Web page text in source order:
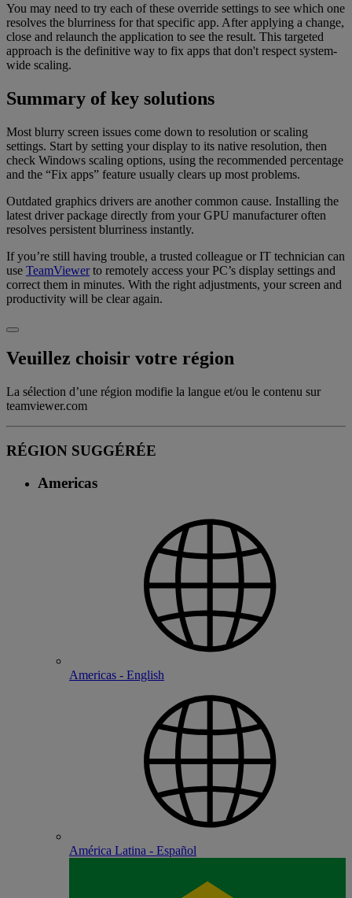
You may need to try each of these override settings to see which one
resolves the blurriness for that specific app. After applying a change,
close and relaunch the application to see the result. This targeted
approach is the definitive way to fix apps that don't respect system-
wide scaling.
Summary of key solutions
Most blurry screen issues come down to resolution or scaling
settings. Start by setting your display to its native resolution, then
check Windows scaling options, using the recommended percentage
and the “Fix apps” feature usually clears up most problems.
Outdated graphics drivers are another common cause. Installing the
latest driver package directly from your GPU manufacturer often
resolves persistent blurriness instantly.
If you’re still having trouble, a trusted colleague or IT technician can
use TeamViewerto remotely access your PC’s display settings and
correct them in minutes. With the right adjustments, your screen and
productivity will be clear again.
Veuillez choisir votre région
La sélection d’une région modifie la langue et/ou le contenu sur
teamviewer.com
RÉGION SUGGÉRÉE
Americas
Americas - English
América Latina - Español